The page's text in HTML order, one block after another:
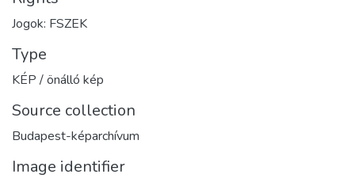
Jogok: FSZEK
Type
KÉP / önálló kép
Source collection
Budapest-képarchívum
Image identifier